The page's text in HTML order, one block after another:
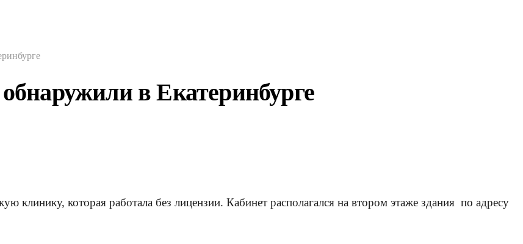
в Екатеринбурге
клинику, которая работала без лицензии. Кабинет располагался на втором этаже здания по адресу